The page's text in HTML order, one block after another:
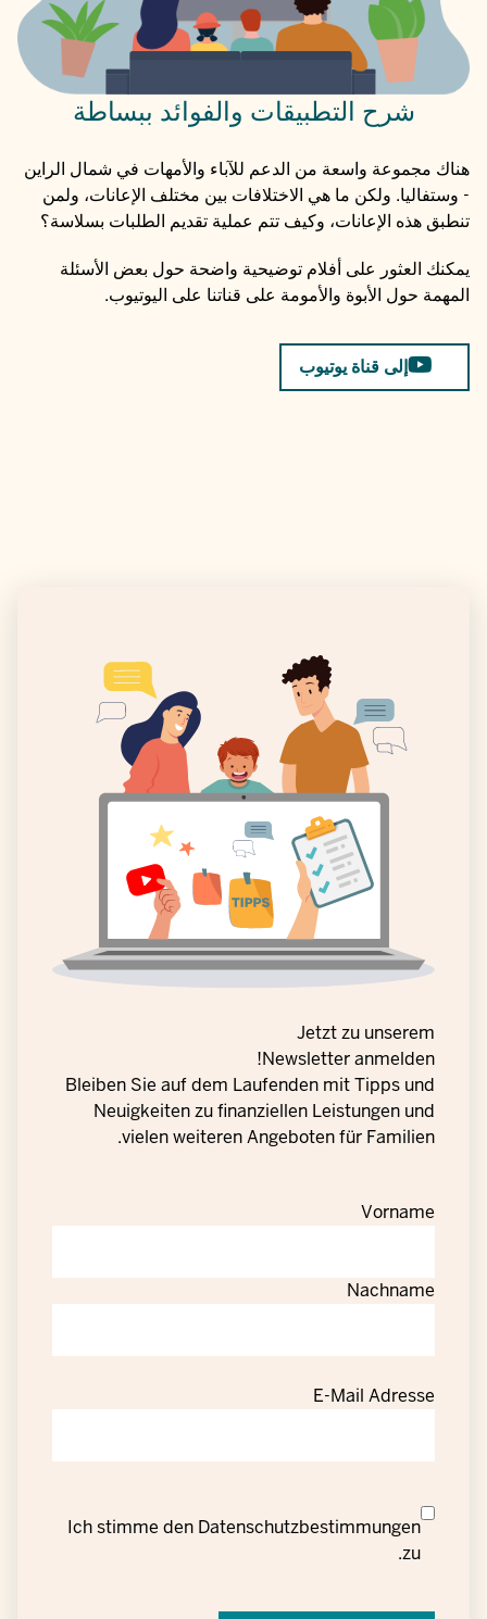
شرح التطبيقات والفوائد ببساطة
هناك مجموعة واسعة من الدعم للآباء والأمهات في شمال الراين
- وستفاليا. ولكن ما هي الاختلافات بين مختلف الإعانات، ولمن
تنطبق هذه الإعانات، وكيف تتم عملية تقديم الطلبات بسلاسة؟
يمكنك العثور على أفلام توضيحية واضحة حول بعض الأسئلة
المهمة حول الأبوة والأمومة على قناتنا على اليوتيوب.
إلى قناة يوتيوب
Jetzt zu unserem
Newsletter anmelden!
Bleiben Sie auf dem Laufenden mit Tipps und
Neuigkeiten zu finanziellen Leistungen und
vielen weiteren Angeboten für Familien.
Vorname
Nachname
E-Mail Adresse
Datenschutzrechtliche
Einwilligung
Ich stimme den Datenschutzbestimmungen
zu.